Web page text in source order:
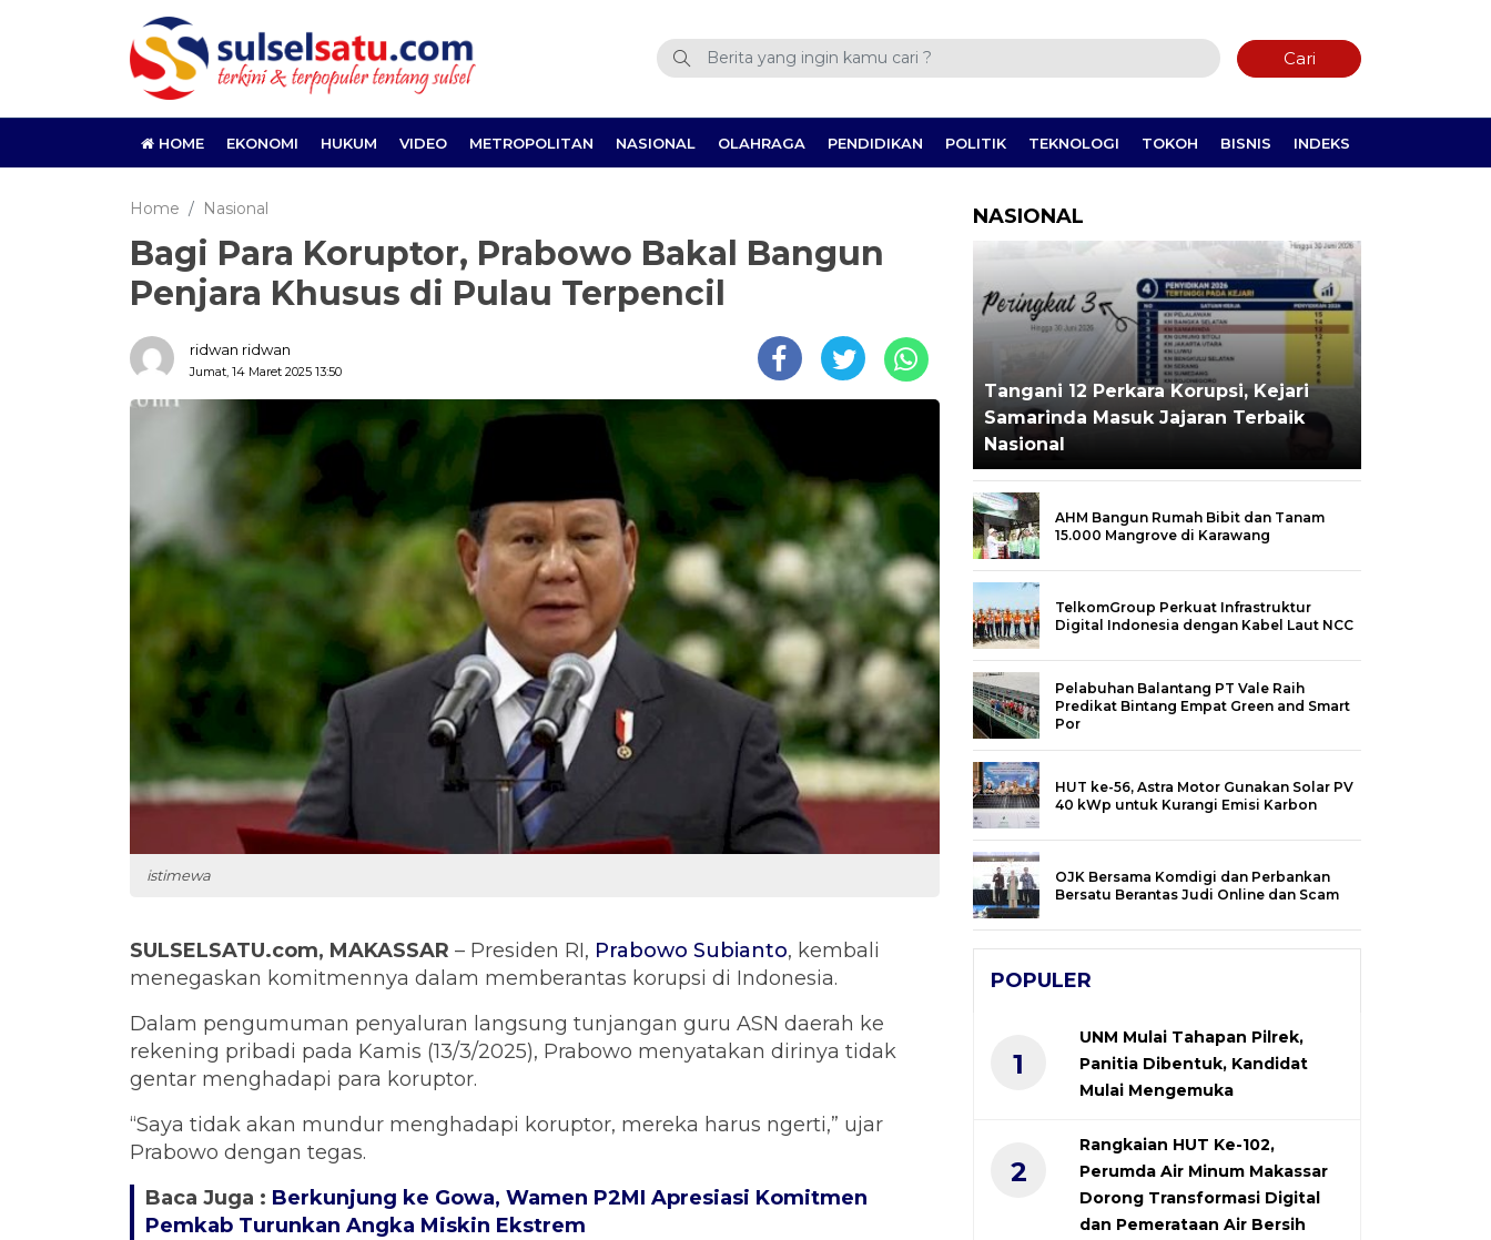
Cari
HOME EKONOMI HUKUM VIDEO METROPOLITAN NASIONAL OLAHRAGA PENDIDIKAN POLITIK TEKNOLOGI TOKOH BISNIS INDEKS
Home Nasional
Bagi Para Koruptor, Prabowo Bakal Bangun
Penjara Khusus di Pulau Terpencil
ridwan ridwan
Jumat, 14 Maret 2025 13:50
istimewa
SULSELSATU.com, MAKASSAR – Presiden RI, Prabowo Subianto, kembali
menegaskan komitmennya dalam memberantas korupsi di Indonesia.
Dalam pengumuman penyaluran langsung tunjangan guru ASN daerah ke
rekening pribadi pada Kamis (13/3/2025), Prabowo menyatakan dirinya tidak
gentar menghadapi para koruptor.
“Saya tidak akan mundur menghadapi koruptor, mereka harus ngerti,” ujar
Prabowo dengan tegas.
Baca Juga : Berkunjung ke Gowa, Wamen P2MI Apresiasi Komitmen
Pemkab Turunkan Angka Miskin Ekstrem
NASIONAL
Tangani 12 Perkara Korupsi, Kejari
Samarinda Masuk Jajaran Terbaik
Nasional
AHM Bangun Rumah Bibit dan Tanam
15.000 Mangrove di Karawang
TelkomGroup Perkuat Infrastruktur
Digital Indonesia dengan Kabel Laut NCC
Pelabuhan Balantang PT Vale Raih
Predikat Bintang Empat Green and Smart
Por
HUT ke-56, Astra Motor Gunakan Solar PV
40 kWp untuk Kurangi Emisi Karbon
OJK Bersama Komdigi dan Perbankan
Bersatu Berantas Judi Online dan Scam
POPULER
1
UNM Mulai Tahapan Pilrek,
Panitia Dibentuk, Kandidat
Mulai Mengemuka
2
Rangkaian HUT Ke-102,
Perumda Air Minum Makassar
Dorong Transformasi Digital
dan Pemerataan Air Bersih